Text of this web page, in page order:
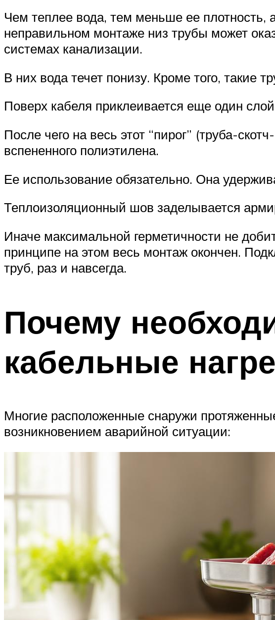
Чем теплее вода, тем меньше ее плотность,
неправильном монтаже низ трубы может
системах канализации.
В них вода течет понизу. Кроме того, такие
Поверх кабеля приклеивается еще один
После чего на весь этот “пирог” (труба-
вспененного полиэтилена.
Ее использование обязательно. Она
Теплоизоляционный шов заделывается
Иначе максимальной герметичности не
принципе на этом весь монтаж окончен.
труб, раз и навсегда.
Почему
кабельные
Многие расположенные снаружи
возникновением аварийной ситуации: